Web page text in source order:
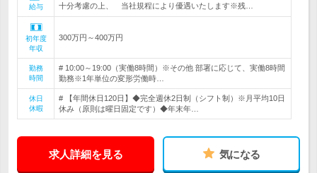
給与
十分考慮の上、 当社規程により優遇いたします※残…
初年度
年収
300万円～400万円
勤務
時間
# 10:00～19:00（実働8時間）※その他 部署に応じて、実働8時間
勤務※1年単位の変形労働時…
休日
休暇
# 【年間休日120日】◆完全週休2日制（シフト制）※月平均10日
休み（原則は曜日固定です）◆年末年…
求人詳細を見る 気になる